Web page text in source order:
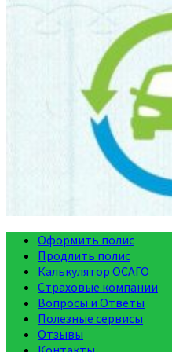
Оформить полис
Продлить полис
Калькулятор ОСАГО
Страховые компании
Вопросы и Ответы
Полезные сервисы
Отзывы